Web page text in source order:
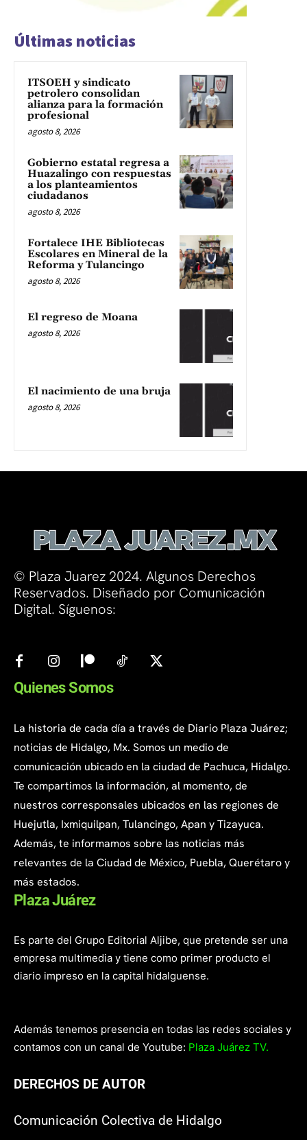
Últimas noticias
ITSOEH y sindicato
petrolero consolidan
alianza para la formación
profesional
agosto 8, 2026
Gobierno estatal regresa a
Huazalingo con respuestas
a los planteamientos
ciudadanos
agosto 8, 2026
Fortalece IHE Bibliotecas
Escolares en Mineral de la
Reforma y Tulancingo
agosto 8, 2026
El regreso de Moana
agosto 8, 2026
El nacimiento de una bruja
agosto 8, 2026
© Plaza Juarez 2024. Algunos Derechos
Reservados. Diseñado por Comunicación
Digital. Síguenos:
Quienes Somos
La historia de cada día a través de Diario Plaza Juárez;
noticias de Hidalgo, Mx. Somos un medio de
comunicación ubicado en la ciudad de Pachuca, Hidalgo.
Te compartimos la información, al momento, de
nuestros corresponsales ubicados en las regiones de
Huejutla, Ixmiquilpan, Tulancingo, Apan y Tizayuca.
Además, te informamos sobre las noticias más
relevantes de la Ciudad de México, Puebla, Querétaro y
más estados.
Plaza Juárez
Es parte del Grupo Editorial Aljibe, que pretende ser una
empresa multimedia y tiene como primer producto el
diario impreso en la capital hidalguense.
Además tenemos presencia en todas las redes sociales y
contamos con un canal de Youtube: Plaza Juárez TV.
DERECHOS DE AUTOR
Comunicación Colectiva de Hidalgo